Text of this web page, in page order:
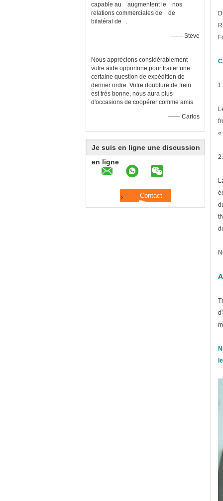
capable au augmentent le nos
relations commerciales de de
bilatéral de .
—— Steve
Nous apprécions considérablement
votre aide opportune pour traiter une
certaine question de expédition de
dernier ordre. Votre doublure de frein
est très bonne, nous aura plus
d'occasions de coopérer comme amis.
—— Carlos
Je suis en ligne une discussion
en ligne
«